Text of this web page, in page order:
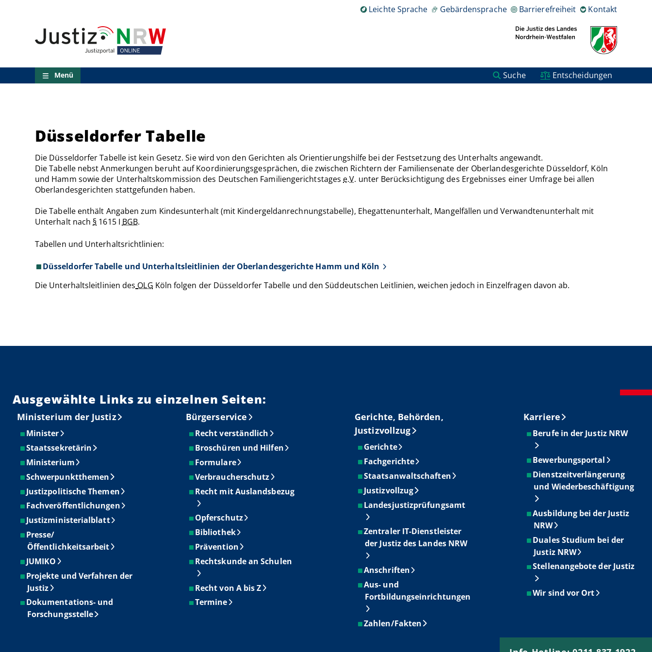
technischen
Suche
Zum
aktuellen
ausgewählten
Links
Seiten
Leichte Sprache Gebärdensprache Barrierefreiheit Kontakt
Menü Suche Entscheidungen
Düsseldorfer Tabelle
Die Düsseldorfer Tabelle ist kein Gesetz. Sie wird von den Gerichten als Orientierungshilfe bei der Festsetzung des Unterhalts angewandt.
Die Tabelle nebst Anmerkungen beruht auf Koordinierungsgesprächen, die zwischen Richtern der Familiensenate der Oberlandesgerichte Düsseldorf, Köln
und Hamm sowie der Unterhaltskommission des Deutschen Familiengerichtstages e.V. unter Berücksichtigung des Ergebnisses einer Umfrage bei allen
Oberlandesgerichten stattgefunden haben.
Die Tabelle enthält Angaben zum Kindesunterhalt (mit Kindergeldanrechnungstabelle), Ehegattenunterhalt, Mangelfällen und Verwandtenunterhalt mit
Unterhalt nach § 1615 I BGB.
Tabellen und Unterhaltsrichtlinien:
Düsseldorfer Tabelle und Unterhaltsleitlinien der Oberlandesgerichte Hamm und Köln
Die Unterhaltsleitlinien des OLG Köln folgen der Düsseldorfer Tabelle und den Süddeutschen Leitlinien, weichen jedoch in Einzelfragen davon ab.
Ausgewählte Links zu einzelnen Seiten:
Ministerium der Justiz
Minister
Staatssekretärin
Ministerium
Schwerpunktthemen
Justizpolitische Themen
Fachveröffentlichungen
Justizministerialblatt
Presse/
Öffentlichkeitsarbeit
JUMIKO
Projekte und Verfahren der
Justiz
Dokumentations- und
Forschungsstelle
Bürgerservice
Recht verständlich
Broschüren und Hilfen
Formulare
Verbraucherschutz
Recht mit Auslandsbezug
Opferschutz
Bibliothek
Prävention
Rechtskunde an Schulen
Recht von A bis Z
Termine
Gerichte, Behörden,
Justizvollzug
Gerichte
Fachgerichte
Staatsanwaltschaften
Justizvollzug
Landesjustizprüfungsamt
Zentraler IT-Dienstleister
der Justiz des Landes NRW
Anschriften
Aus- und
Fortbildungseinrichtungen
Zahlen/Fakten
Karriere
Berufe in der Justiz NRW
Bewerbungsportal
Dienstzeitverlängerung
und Wiederbeschäftigung
Ausbildung bei der Justiz
NRW
Duales Studium bei der
Justiz NRW
Stellenangebote der Justiz
Wir sind vor Ort